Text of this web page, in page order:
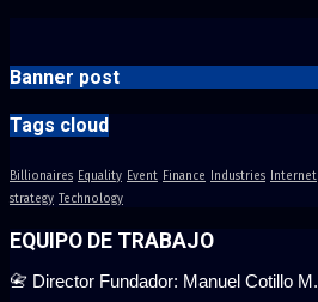
Banner post
Tags cloud
Billionaires Equality Event Finance Industries Internet
strategy
Technology
EQUIPO DE TRABAJO
📇 Director Fundador: Manuel Cotillo M.